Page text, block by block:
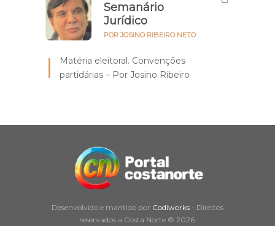
Semanário
Jurídico
POR JOSINO RIBEIRO NETO
Matéria eleitoral. Convenções
partidárias – Por Josino Ribeiro
Desenvolvido e mantido por Codiworks - Direitos
reservados a Costa Norte © 2026.